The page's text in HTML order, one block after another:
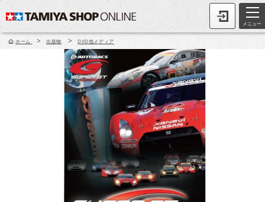
メニュー
ホーム > 出版物 > DVD他メディア